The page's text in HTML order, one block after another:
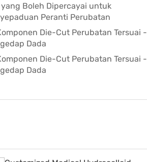
Boleh Dipercayai untuk
Peranti Perubatan
Die-Cut Perubatan Tersuai -
Dada
Die-Cut Perubatan Tersuai -
Dada